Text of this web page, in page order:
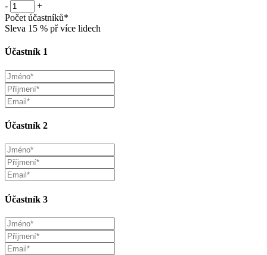
-
+
Počet účastníků*
Sleva 15 % př více lidech
Účastník 1
Účastník 2
Účastník 3